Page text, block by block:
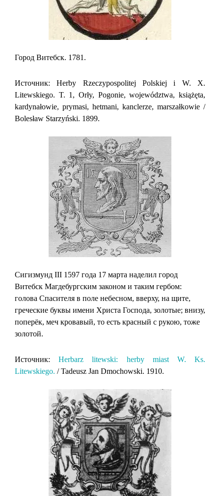
Город Витебск. 1781.
Источник: Herby Rzeczypospolitej Polskiej i W. X.
Litewskiego. T. 1, Orły, Pogonie, województwa, książęta,
kardynałowie, prymasi, hetmani, kanclerze, marszałkowie /
Bolesław Starzyński. 1899.
Сигизмунд III 1597 года 17 марта наделил город
Витебск Магдебургским законом и таким гербом:
голова Спасителя в поле небесном, вверху, на щите,
греческие буквы имени Христа Господа, золотые; внизу,
поперёк, меч кровавый, то есть красный с рукою, тоже
золотой.
Источник:Herbarz litewski: herby miast W. Ks.
Litewskiego. / Tadeusz Jan Dmochowski. 1910.